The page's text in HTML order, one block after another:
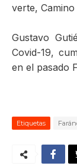
verte,
Gustavo
Covid-19,
en el pasado
Etiquetas